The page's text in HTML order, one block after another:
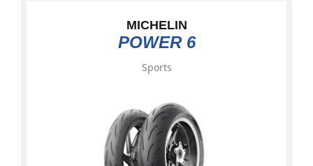
MICHELIN
POWER 6
Sports